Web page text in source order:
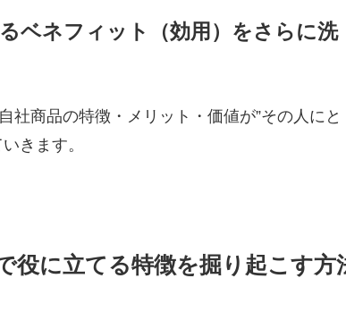
ベネフィット（効用）をさらに洗
社商品の特徴・メリット・価値が”その人にと
きます。
役に立てる特徴を掘り起こす方